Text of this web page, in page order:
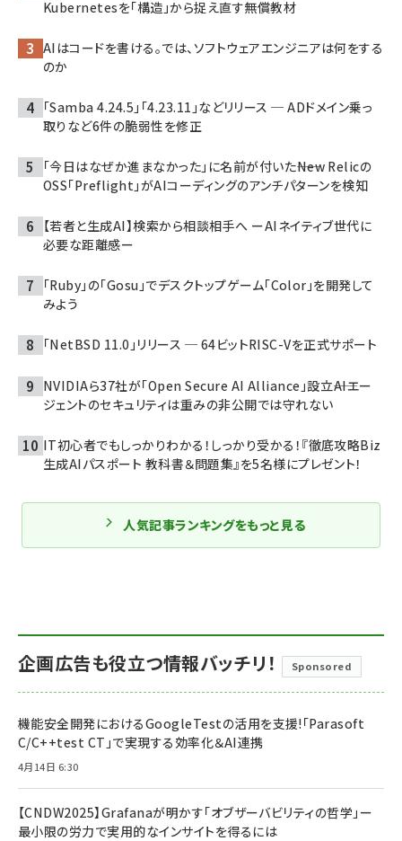
Kubernetesを「構造」から捉え直す無償教材
AIはコードを書ける。では、ソフトウェアエンジニアは何をする
のか
「Samba 4.24.5」「4.23.11」などリリース ─ ADドメイン乗っ
取りなど6件の脆弱性を修正
「今日はなぜか進まなかった」に名前が付いた――New Relicの
OSS「Preflight」がAIコーディングのアンチパターンを検知
【若者と生成AI】検索から相談相手へ ーAIネイティブ世代に
必要な距離感ー
「Ruby」の「Gosu」でデスクトップゲーム「Color」を開発して
みよう
「NetBSD 11.0」リリース ─ 64ビットRISC-Vを正式サポート
NVIDIAら37社が「Open Secure AI Alliance」設立――AIエー
ジェントのセキュリティは重みの非公開では守れない
IT初心者でもしっかりわかる！しっかり受かる！『徹底攻略Biz
生成AIパスポート 教科書＆問題集』を5名様にプレゼント！
人気記事ランキングをもっと見る
企画広告も役立つ情報バッチリ！ Sponsored
機能安全開発におけるGoogleTestの活用を支援!「Parasoft
C/C++test CT」で実現する効率化＆AI連携
4月14日 6:30
【CNDW2025】Grafanaが明かす「オブザーバビリティの哲学」ー
最小限の労力で実用的なインサイトを得るには